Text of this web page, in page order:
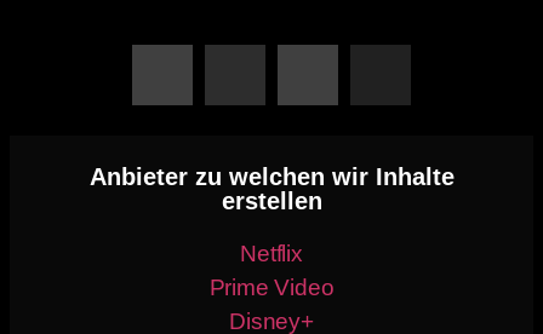
Anbieter zu welchen wir Inhalte
erstellen
Netflix
Prime Video
Disney+